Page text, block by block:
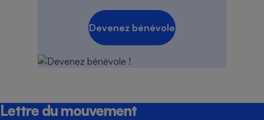
Devenez bénévole
Lettre du mouvement